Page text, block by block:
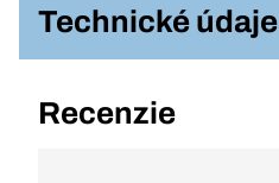
Technické údaje
Recenzie